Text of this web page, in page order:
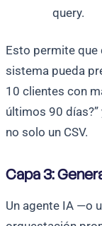
query.
Esto permite que
sistema pueda
10 clientes con
últimos 90
no solo un CSV.
Capa 3:
Un agente IA —o